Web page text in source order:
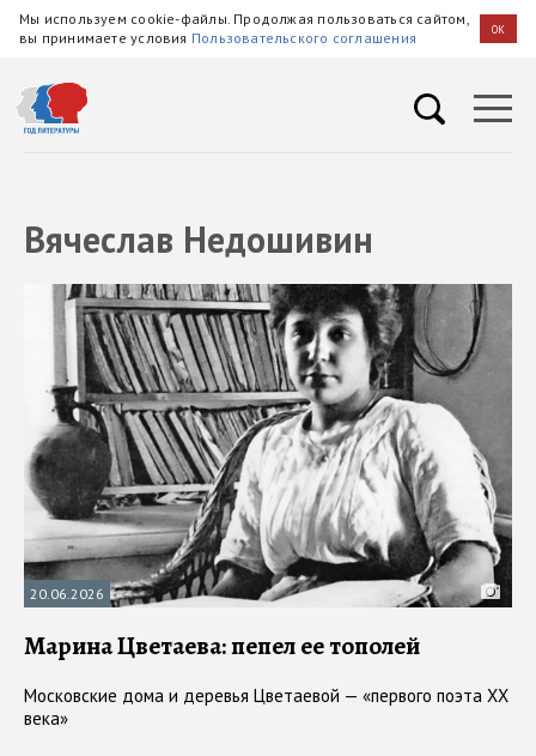
Мы используем cookie-файлы. Продолжая пользоваться сайтом,
вы принимаете условия Пользовательского соглашения OK
Вячеслав Недошивин
20.06.2026
Марина Цветаева: пепел ее тополей
Московские дома и деревья Цветаевой — «первого поэта ХХ
века»